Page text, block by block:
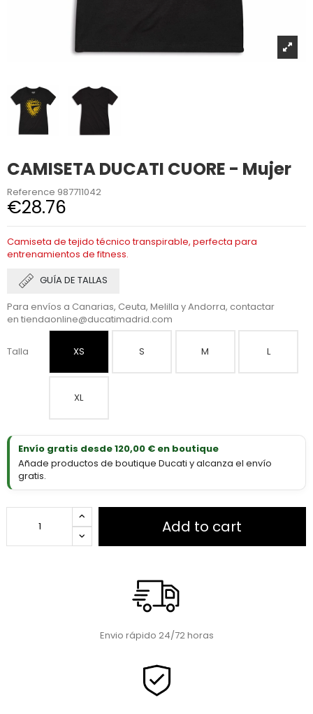
CAMISETA DUCATI CUORE - Mujer
Reference 987711042
€28.76
Camiseta de tejido técnico transpirable, perfecta para
entrenamientos de fitness.
GUÍA DE TALLAS
Para envíos a Canarias, Ceuta, Melilla y Andorra, contactar
en tiendaonline@ducatimadrid.com
Talla XS S M L
XL
Envío gratis desde 120,00 € en boutique
Añade productos de boutique Ducati y alcanza el envío
gratis.
Add to cart
Envio rápido 24/72 horas